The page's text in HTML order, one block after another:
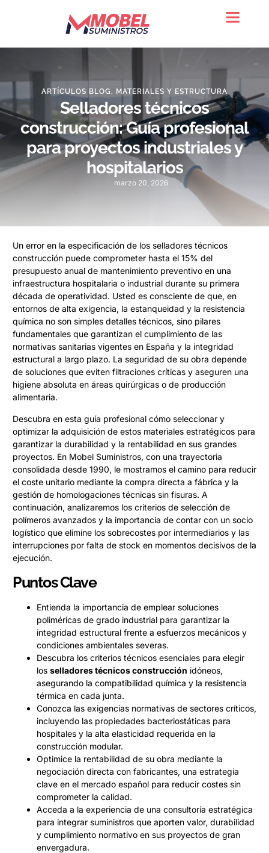
ARTÍCULOS BLOG, MATERIALES Y ESTRUCTURA
Selladores técnicos
construcción: Guía profesional
para proyectos industriales y
hospitalarios
marzo 20, 2026
Un error en la especificación de los selladores técnicos
construcción puede comprometer hasta el 15% del
presupuesto anual de mantenimiento preventivo en una
infraestructura hospitalaria o industrial durante su primera
década de operatividad. Usted es consciente de que, en
entornos de alta exigencia, la estanqueidad y la resistencia
química no son simples detalles técnicos, sino pilares
fundamentales que garantizan el cumplimiento de las
normativas sanitarias vigentes en España y la integridad
estructural a largo plazo. La seguridad de su obra depende
de soluciones que eviten filtraciones críticas y aseguren una
higiene absoluta en áreas quirúrgicas o de producción
alimentaria.
Descubra en esta guía profesional cómo seleccionar y
optimizar la adquisición de estos materiales estratégicos para
garantizar la durabilidad y la rentabilidad en sus grandes
proyectos. En Mobel Suministros, con una trayectoria
consolidada desde 1990, le mostramos el camino para reducir
el coste unitario mediante la compra directa a fábrica y la
gestión de homologaciones técnicas sin fisuras. A
continuación, analizaremos los criterios de selección de
polímeros avanzados y la importancia de contar con un socio
logístico que elimine los sobrecostes por intermediarios y las
interrupciones por falta de stock en momentos decisivos de la
ejecución.
Puntos Clave
Entienda la importancia de emplear soluciones
poliméricas de grado industrial para garantizar la
integridad estructural frente a esfuerzos mecánicos y
condiciones ambientales severas.
Descubra los criterios técnicos esenciales para elegir
los selladores técnicos construcción idóneos,
asegurando la compatibilidad química y la resistencia
térmica en cada junta.
Conozca las exigencias normativas de sectores críticos,
incluyendo las propiedades bacteriostáticas para
hospitales y la alta elasticidad requerida en la
construcción modular.
Optimice la rentabilidad de su obra mediante la
negociación directa con fabricantes, una estrategia
clave en el mercado español para reducir costes sin
comprometer la calidad.
Acceda a la experiencia de una consultoría estratégica
para integrar suministros que aporten valor, durabilidad
y cumplimiento normativo en sus proyectos de gran
envergadura.